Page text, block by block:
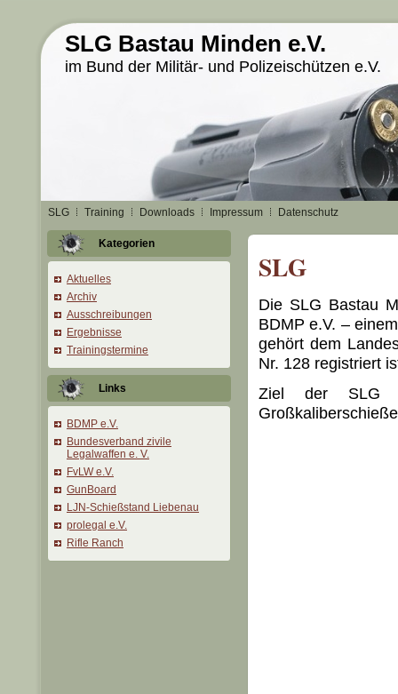
SLG Bastau Minden e.V.
im Bund der Militär- und Polizeischützen e.V.
SLG Training Downloads Impressum Datenschutz
Kategorien
Aktuelles
Archiv
Ausschreibungen
Ergebnisse
Trainingstermine
Links
BDMP e.V.
Bundesverband zivile
Legalwaffen e. V.
FvLW e.V.
GunBoard
LJN-Schießstand Liebenau
prolegal e.V.
Rifle Ranch
SLG
Die SLG Bastau
BDMP e.V. –
gehört dem
Nr. 128 registriert
Ziel der SLG